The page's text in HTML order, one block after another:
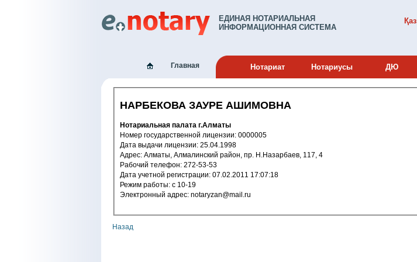
ЕДИНАЯ НОТАРИАЛЬНАЯ
ИНФОРМАЦИОННАЯ СИСТЕМА
Қаз
Главная Нотариат Нотариусы ДЮ
НАРБЕКОВА ЗАУРЕ АШИМОВНА
Нотариальная палата г.Алматы
Номер государственной лицензии: 0000005
Дата выдачи лицензии: 25.04.1998
Адрес: Алматы, Алмалинский район, пр. Н.Назарбаев, 117, 4
Рабочий телефон: 272-53-53
Дата учетной регистрации: 07.02.2011 17:07:18
Режим работы: с 10-19
Электронный адрес: notaryzan@mail.ru
Назад